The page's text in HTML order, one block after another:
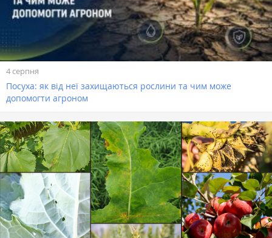
4 серпня
Посуха: як від неї захищаються рослини та чим може
допомогти агроном